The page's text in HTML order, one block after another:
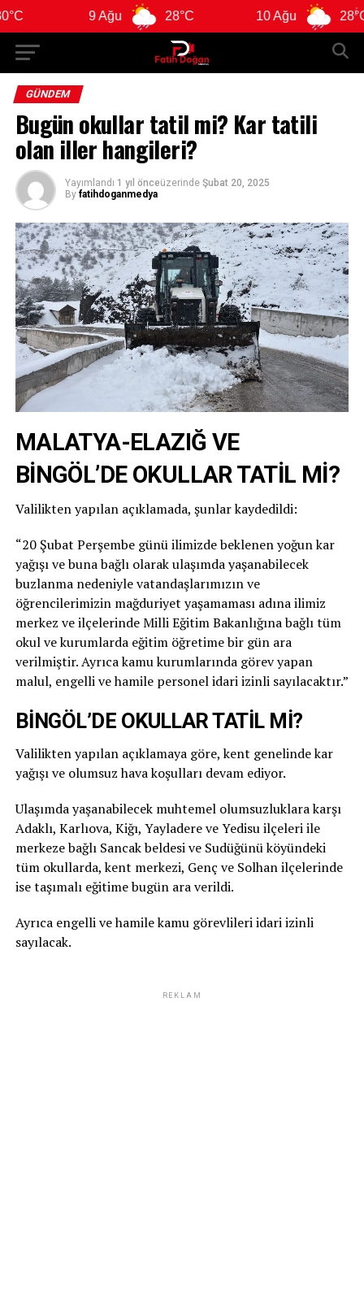
28°C 28°C
GÜNDEM
Bugün okullar tatil mi? Kar tatili
olan iller hangileri?
Yayımlandı 1 yıl önceüzerinde Şubat 20, 2025
By fatihdoganmedya
MALATYA-ELAZIĞ VE
BİNGÖL’DE OKULLAR TATİL Mİ?
Valilikten yapılan açıklamada, şunlar kaydedildi:
“20 Şubat Perşembe günü ilimizde beklenen yoğun kar
yağışı ve buna bağlı olarak ulaşımda yaşanabilecek
buzlanma nedeniyle vatandaşlarımızın ve
öğrencilerimizin mağduriyet yaşamaması adına ilimiz
merkez ve ilçelerinde Milli Eğitim Bakanlığına bağlı tüm
okul ve kurumlarda eğitim öğretime bir gün ara
verilmiştir. Ayrıca kamu kurumlarında görev yapan
malul, engelli ve hamile personel idari izinli sayılacaktır.”
BİNGÖL’DE OKULLAR TATİL Mİ?
Valilikten yapılan açıklamaya göre, kent genelinde kar
yağışı ve olumsuz hava koşulları devam ediyor.
Ulaşımda yaşanabilecek muhtemel olumsuzluklara karşı
Adaklı, Karlıova, Kiğı, Yayladere ve Yedisu ilçeleri ile
merkeze bağlı Sancak beldesi ve Sudüğünü köyündeki
tüm okullarda, kent merkezi, Genç ve Solhan ilçelerinde
ise taşımalı eğitime bugün ara verildi.
Ayrıca engelli ve hamile kamu görevlileri idari izinli
sayılacak.
REKLAM